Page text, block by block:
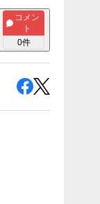
コメン
ト
0件